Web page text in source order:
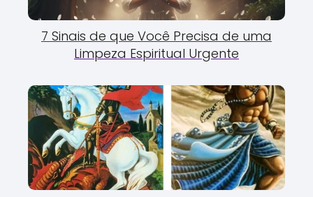
7 Sinais de que Você Precisa de uma
Limpeza Espiritual Urgente